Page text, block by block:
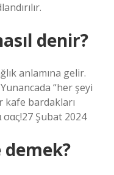
denir?
anlamına gelir.
“her şeyi
kafe bardakları
σας!27 Şubat 2024
demek?